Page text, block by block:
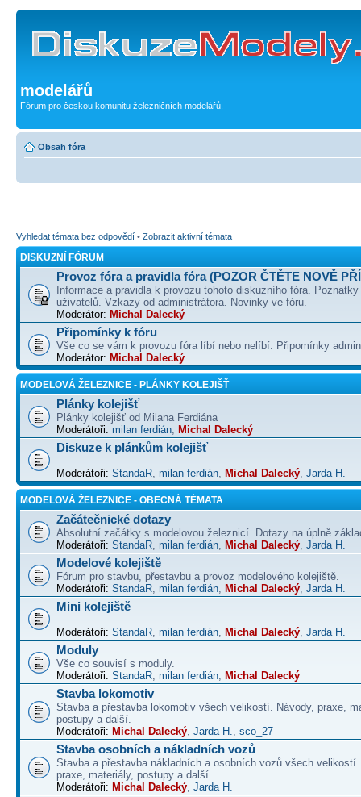
modelářů
Fórum pro českou komunitu železničních modelářů.
Obsah fóra
Vyhledat témata bez odpovědí • Zobrazit aktivní témata
DISKUZNÍ FÓRUM
Provoz fóra a pravidla fóra (POZOR ČTĚTE NOVĚ
Informace a pravidla k provozu tohoto diskuzního fóra.
uživatelů. Vzkazy od administrátora. Novinky ve fóru.
Moderátor: Michal Dalecký
Připomínky k fóru
Vše co se vám k provozu fóra líbí nebo nelíbí. Připomínky
Moderátor: Michal Dalecký
MODELOVÁ ŽELEZNICE - PLÁNKY KOLEJIŠŤ
Plánky kolejišť
Plánky kolejišť od Milana Ferdiána
Moderátoři: milan ferdián, Michal Dalecký
Diskuze k plánkům kolejišť
Moderátoři: StandaR, milan ferdián, Michal Dalecký, Jarda H.
MODELOVÁ ŽELEZNICE - OBECNÁ TÉMATA
Začátečnické dotazy
Absolutní začátky s modelovou železnicí. Dotazy na úplně
Moderátoři: StandaR, milan ferdián, Michal Dalecký, Jarda H.
Modelové kolejiště
Fórum pro stavbu, přestavbu a provoz modelového kolejiště.
Moderátoři: StandaR, milan ferdián, Michal Dalecký, Jarda H.
Mini kolejiště
Moderátoři: StandaR, milan ferdián, Michal Dalecký, Jarda H.
Moduly
Vše co souvisí s moduly.
Moderátoři: StandaR, milan ferdián, Michal Dalecký
Stavba lokomotiv
Stavba a přestavba lokomotiv všech velikostí. Návody, praxe,
postupy a další.
Moderátoři: Michal Dalecký, Jarda H., sco_27
Stavba osobních a nákladních vozů
Stavba a přestavba nákladních a osobních vozů všech velikostí.
praxe, materiály, postupy a další.
Moderátoři: Michal Dalecký, Jarda H.